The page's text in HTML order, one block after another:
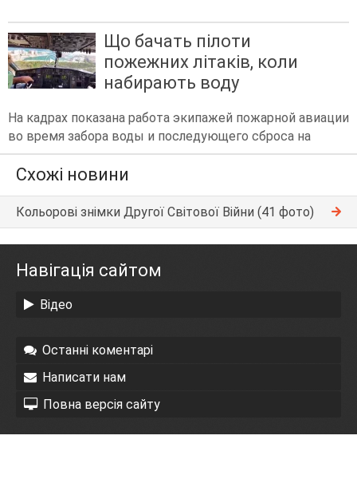
Що бачать пілоти
пожежних літаків, коли
набирають воду
На кадрах показана работа экипажей пожарной авиации
во время забора воды и последующего сброса на
Схожі новини
Кольорові знімки Другої Світової Війни (41 фото)
Навігація сайтом
Відео
Останні коментарі
Написати нам
Повна версія сайту